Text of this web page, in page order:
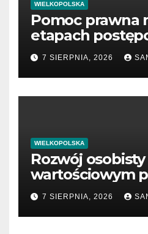
WIELKOPOLSKA
Pomoc prawna
etapach
7 SIERPNIA, 2026
WIELKOPOLSKA
Rozwój
wartościowym
7 SIERPNIA, 2026